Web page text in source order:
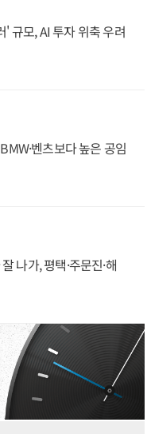
규모, AI 투자 위축 우려
벤츠보다 높은 공임
나가, 평택·주문진·해